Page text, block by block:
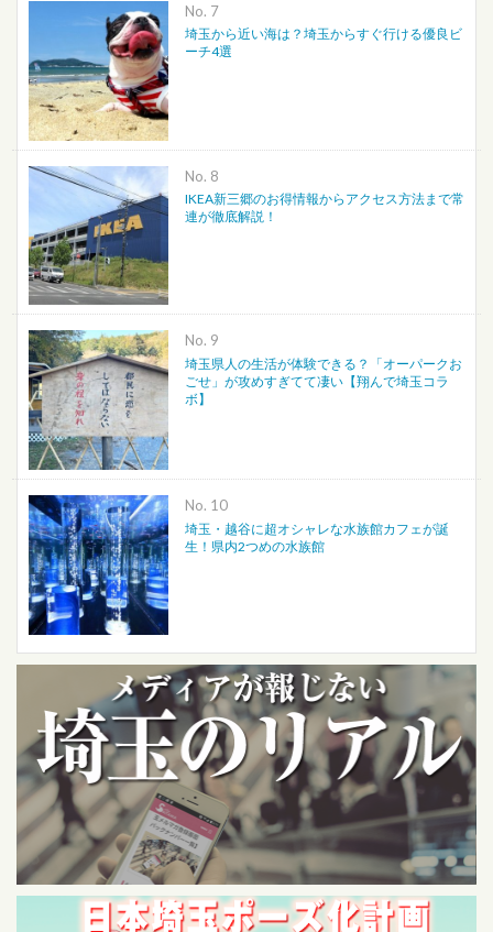
No.
埼玉から近い海は？埼玉からすぐ行ける優良ビ
ーチ4選
No.
IKEA新三郷のお得情報からアクセス方法まで常
連が徹底解説！
No.
埼玉県人の生活が体験できる？「オーパークお
ごせ」が攻めすぎてて凄い【翔んで埼玉コラ
ボ】
No.
埼玉・越谷に超オシャレな水族館カフェが誕
生！県内2つめの水族館